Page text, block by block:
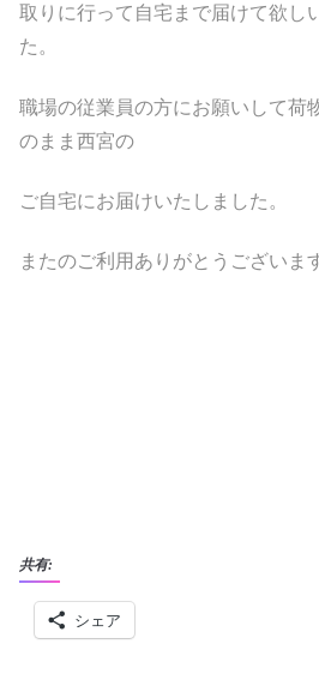
取りに行って自宅まで届けて欲し
た。
職場の従業員の方にお願いして荷
のまま西宮の
ご自宅にお届けいたしました。
またのご利用ありがとうございま
共有:
シェア